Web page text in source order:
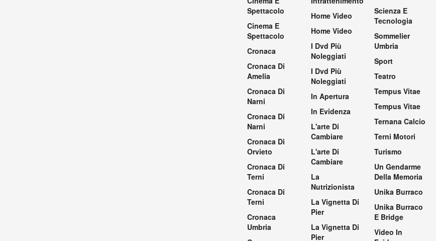
Spettacolo
Cinema E
Spettacolo
Cronaca
Cronaca Di
Amelia
Cronaca Di
Narni
Cronaca Di
Narni
Cronaca Di
Orvieto
Cronaca Di
Terni
Cronaca Di
Terni
Cronaca
Umbria
Home Video
Home Video
I Dvd Più
Noleggiati
I Dvd Più
Noleggiati
In Apertura
In Evidenza
L'arte Di
Cambiare
L'arte Di
Cambiare
La
Nutrizionista
La Vignetta Di
Pier
La Vignetta Di
Pier
Scienza E
Tecnologia
Sommelier
Umbria
Sport
Teatro
Tempus Vitae
Tempus Vitae
Ternana Calcio
Terni Motori
Turismo
Un Gendarme
Della Memoria
Unika Burraco
Unika Burraco
E Bridge
Video In